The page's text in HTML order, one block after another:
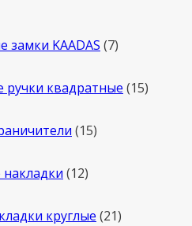
замки KAADAS 77
квадратные 1515
1515
1212
круглые 2121